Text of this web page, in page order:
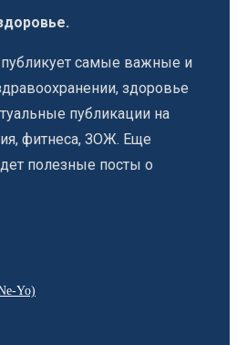
самые важные и
здоровье
публикации на
фитнеса, ЗОЖ. Еще
полезные посты о
Yo)